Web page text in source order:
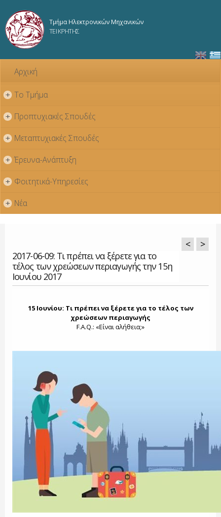
κυρίως
Τμήμα Ηλεκτρονικών Μηχανικών
ΤΕΙ ΚΡΗΤΗΣ
Αρχική
+ Το Τμήμα
+ Προπτυχιακές Σπουδές
+ Μεταπτυχιακές Σπουδές
+ Έρευνα-Ανάπτυξη
+ Φοιτητικά-Υπηρεσίες
+ Νέα
2017-06-09: Τι πρέπει να ξέρετε για το
τέλος των χρεώσεων περιαγωγής την 15η
Ιουνίου 2017
< >
15 Ιουνίου: Τι πρέπει να ξέρετε για το τέλος των
χρεώσεων περιαγωγής
F.A.Q.: «Είναι αλήθεια;»